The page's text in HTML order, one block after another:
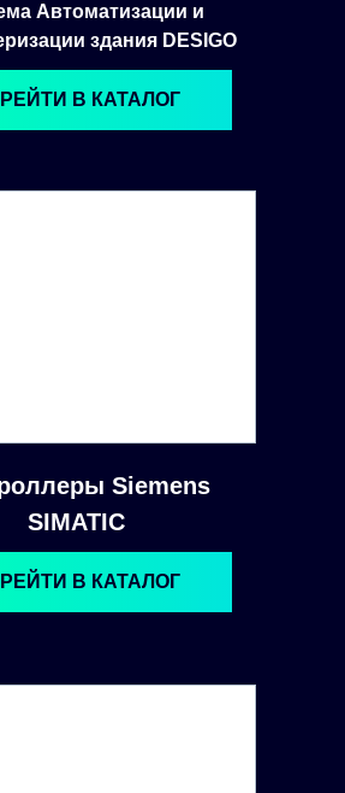
Автоматизации и
здания DESIGO
Siemens
SIMATIC
В КАТАЛОГ
В КАТАЛОГ